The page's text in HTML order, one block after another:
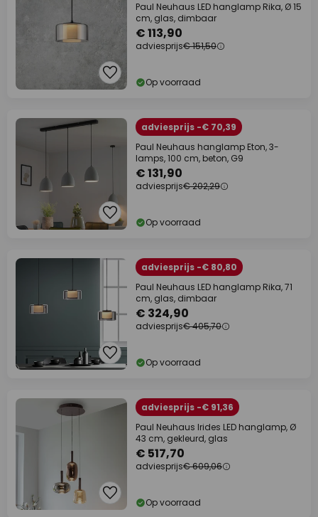
Paul Neuhaus LED hanglamp Rika, Ø 15
cm, glas, dimbaar
€ 113,90
adviesprijs€ 151,50
Op voorraad
adviesprijs -€ 70,39
Paul Neuhaus hanglamp Eton, 3-
lamps, 100 cm, beton, G9
€ 131,90
adviesprijs€ 202,29
Op voorraad
adviesprijs -€ 80,80
Paul Neuhaus LED hanglamp Rika, 71
cm, glas, dimbaar
€ 324,90
adviesprijs€ 405,70
Op voorraad
adviesprijs -€ 91,36
Paul Neuhaus Irides LED hanglamp, Ø
43 cm, gekleurd, glas
€ 517,70
adviesprijs€ 609,06
Op voorraad